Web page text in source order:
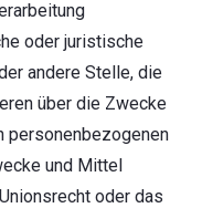
oder juristische
andere Stelle, die
über die Zwecke
personenbezogenen
und Mittel
oder das